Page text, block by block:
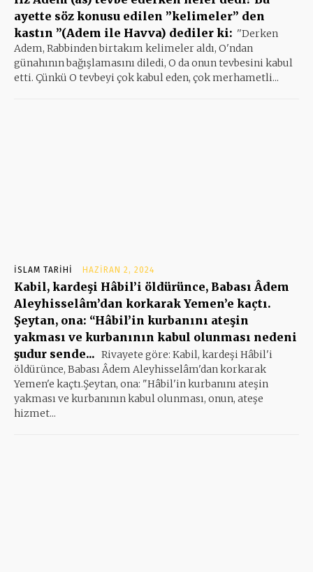
ayette söz konusu edilen ”kelimeler” den
kastın ”(Adem ile Havva) dediler ki: ''Derken
Adem, Rabbinden birtakım kelimeler aldı, O'ndan
günahının bağışlamasını diledi, O da onun tevbesini kabul
etti. Çünkü O tevbeyi çok kabul eden, çok merhametli...
İSLAM TARIHI HAZIRAN 2, 2024
Kabil, kardeşi Hâbil’i öldürünce, Babası Âdem
Aleyhisselâm’dan korkarak Yemen’e kaçtı.
Şeytan, ona: “Hâbil’in kurbanını ateşin
yakması ve kurbanının kabul olunması nedeni
şudur sende... Rivayete göre: Kabil, kardeşi Hâbil'i
öldürünce, Babası Âdem Aleyhisselâm'dan korkarak
Yemen'e kaçtı.Şeytan, ona: "Hâbil'in kurbanını ateşin
yakması ve kurbanının kabul olunması, onun, ateşe
hizmet...